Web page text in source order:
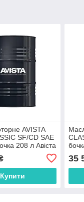
AVISTA
SF/CD SAE
208 л Авіста
Купити
35